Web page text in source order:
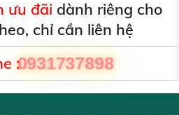
ưu đãi dành riêng cho
chỉ cần liên hệ
:
0931737898